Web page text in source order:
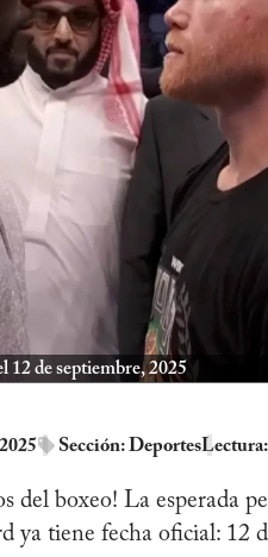
12 de septiembre, 2025
Sección:Deportes
del boxeo! La esperada
ya tiene fecha oficial: 12